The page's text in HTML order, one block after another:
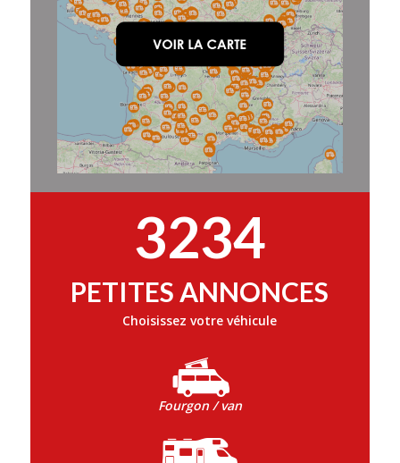
3234
PETITES ANNONCES
Choisissez votre véhicule
Fourgon / van